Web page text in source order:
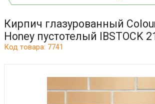
Кирпич глазурованный
Honey пустотелый IBSTOCK
Код товара: 7741